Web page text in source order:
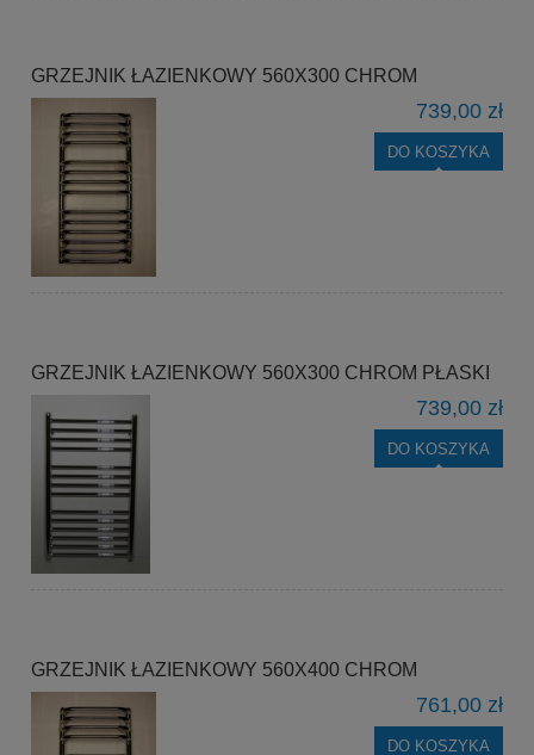
GRZEJNIK ŁAZIENKOWY 560X300 CHROM
739,00 zł
DO KOSZYKA
GRZEJNIK ŁAZIENKOWY 560X300 CHROM PŁASKI
739,00 zł
DO KOSZYKA
GRZEJNIK ŁAZIENKOWY 560X400 CHROM
761,00 zł
DO KOSZYKA